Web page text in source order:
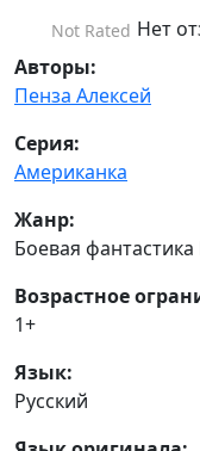
Not Rated Нет
Авторы:
Пенза Алексей
Серия:
Американка
Жанр:
Боевая
Возрастное
1+
Язык:
Русский